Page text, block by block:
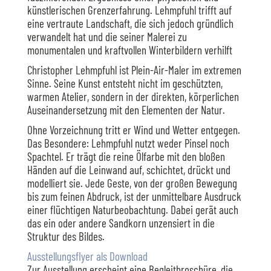
künstlerischen Grenzerfahrung. Lehmpfuhl trifft auf
eine vertraute Landschaft, die sich jedoch gründlich
verwandelt hat und die seiner Malerei zu
monumentalen und kraftvollen Winterbildern verhilft
Christopher Lehmpfuhl ist Plein-Air-Maler im extremen
Sinne. Seine Kunst entsteht nicht im geschützten,
warmen Atelier, sondern in der direkten, körperlichen
Auseinandersetzung mit den Elementen der Natur.
Ohne Vorzeichnung tritt er Wind und Wetter entgegen.
Das Besondere: Lehmpfuhl nutzt weder Pinsel noch
Spachtel. Er trägt die reine Ölfarbe mit den bloßen
Händen auf die Leinwand auf, schichtet, drückt und
modelliert sie. Jede Geste, von der großen Bewegung
bis zum feinen Abdruck, ist der unmittelbare Ausdruck
einer flüchtigen Naturbeobachtung. Dabei gerät auch
das ein oder andere Sandkorn unzensiert in die
Struktur des Bildes.
Ausstellungsflyer als Download